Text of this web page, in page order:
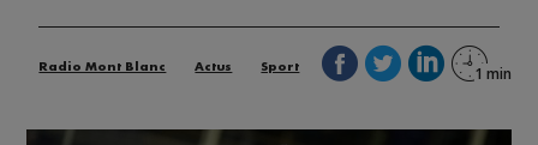
Radio Mont Blanc Actus Sport